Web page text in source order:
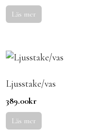
Läs mer
Ljusstake/vas
389.00kr
Läs mer